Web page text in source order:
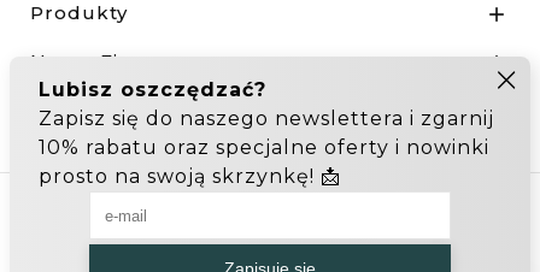
Produkty 
Nasza Firma 
Odstąp od umowy tutaj
Zakupy hurtowe: